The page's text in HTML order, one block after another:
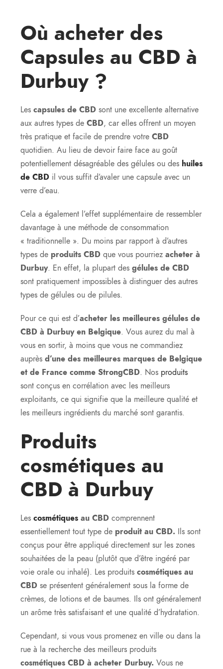
Où acheter des
Capsules au CBD à
Durbuy ?
Les capsules de CBD sont une excellente alternative
aux autres types de CBD, car elles offrent un moyen
très pratique et facile de prendre votre CBD
quotidien. Au lieu de devoir faire face au goût
potentiellement désagréable des gélules ou des huiles
de CBD il vous suffit d’avaler une capsule avec un
verre d’eau.
Cela a également l’effet supplémentaire de ressembler
davantage à une méthode de consommation
« traditionnelle ». Du moins par rapport à d’autres
types de produits CBD que vous pourriez acheter à
Durbuy. En effet, la plupart des gélules de CBD
sont pratiquement impossibles à distinguer des autres
types de gélules ou de pilules.
Pour ce qui est d’acheter les meilleures gélules de
CBD à Durbuy en Belgique. Vous aurez du mal à
vous en sortir, à moins que vous ne commandiez
auprès d’une des meilleures marques de Belgique
et de France comme StrongCBD. Nos produits
sont conçus en corrélation avec les meilleurs
exploitants, ce qui signifie que la meilleure qualité et
les meilleurs ingrédients du marché sont garantis.
Produits
cosmétiques au
CBD à Durbuy
Les cosmétiques au CBD comprennent
essentiellement tout type de produit au CBD. Ils sont
conçus pour être appliqué directement sur les zones
souhaitées de la peau (plutôt que d’être ingéré par
voie orale ou inhalé). Les produits cosmétiques au
CBD se présentent généralement sous la forme de
crèmes, de lotions et de baumes. Ils ont généralement
un arôme très satisfaisant et une qualité d’hydratation.
Cependant, si vous vous promenez en ville ou dans la
rue à la recherche des meilleurs produits
cosmétiques CBD à acheter Durbuy. Vous ne